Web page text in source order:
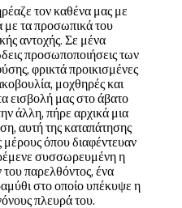
τον καθένα μας με
με τα προσωπικά του
αντοχής. Σε μένα
προσωποποιήσεις των
φρικτά προικισμένες
μοχθηρές και
εισβολή μας στο άβατο
άλλη, πήρε αρχικά μια
αυτή της καταπάτησης
μέρους όπου διαφέντευαν
συσσωρευμένη η
παρελθόντος, ένα
στο οποίο υπέκυψε η
πλευρά του.